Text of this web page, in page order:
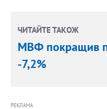
ЧИТАЙТЕ ТАКОЖ
МВФ покращив
-7,2%
РЕКЛАМА